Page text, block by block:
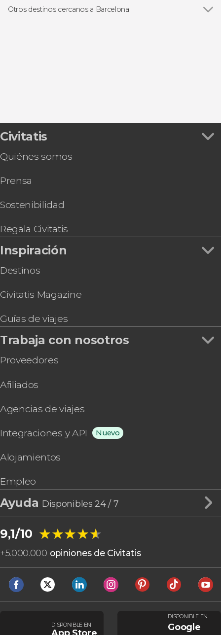
La Pedrera-Casa Milà
Free tours en Barcelona
Otros destinos cercanos a Barcelona
Civitatis
Quiénes somos
Prensa
Sostenibilidad
Regala Civitatis
Inspiración
Destinos
Civitatis Magazine
Guías de viajes
Trabaja con nosotros
Proveedores
Afiliados
Agencias de viajes
Integraciones y API Nuevo
Alojamientos
Empleo
Ayuda Disponibles 24 / 7
9,1/10 ★★★★★
★★★★★
+5.000.000 opiniones de Civitatis
DISPONIBLE EN
App Store
DISPONIBLE EN
Google